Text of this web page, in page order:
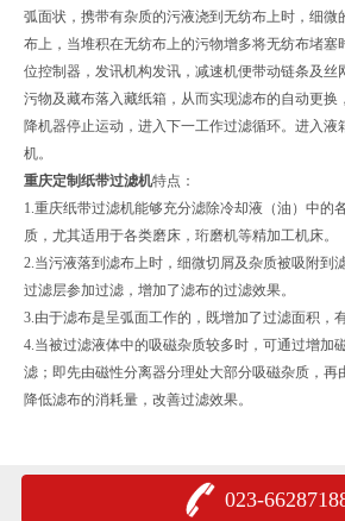
弧面状，携带有杂质的污液浇到无纺布上时，细微
布上，当堆积在无纺布上的污物增多将无纺布堵塞
位控制器，发讯机构发讯，减速机便带动链条及丝
污物及藏布落入藏纸箱，从而实现滤布的自动更换
降机器停止运动，进入下一工作过滤循环。进入液
机。
重庆定制纸带过滤机特点：
1.重庆纸带过滤机能够充分滤除冷却液（油）中的
质，尤其适用于各类磨床，珩磨机等精加工机床。
2.当污液落到滤布上时，细微切屑及杂质被吸附到
过滤层参加过滤，增加了滤布的过滤效果。
3.由于滤布是呈弧面工作的，既增加了过滤面积，
4.当被过滤液体中的吸磁杂质较多时，可通过增加
滤；即先由磁性分离器分理处大部分吸磁杂质，再
降低滤布的消耗量，改善过滤效果。
023-